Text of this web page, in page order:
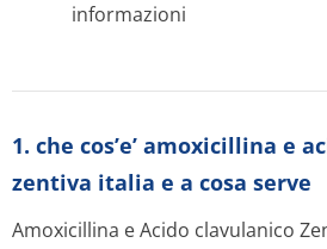
informazioni
1. che cos’e’ amoxicillina e
zentiva italia e a cosa serve
Amoxicillina e Acido clavulanico